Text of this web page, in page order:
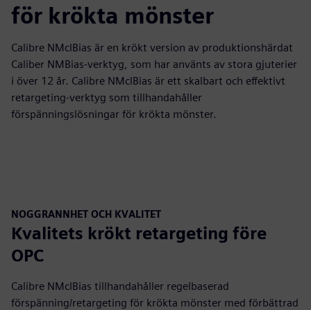
för krökta mönster
Calibre NMclBias är en krökt version av produktionshärdat
Caliber NMBias-verktyg, som har använts av stora gjuterier
i över 12 år. Calibre NMclBias är ett skalbart och effektivt
retargeting-verktyg som tillhandahåller
förspänningslösningar för krökta mönster.
NOGGRANNHET OCH KVALITET
Kvalitets krökt retargeting före
OPC
Calibre NMclBias tillhandahåller regelbaserad
förspänning/retargeting för krökta mönster med förbättrad